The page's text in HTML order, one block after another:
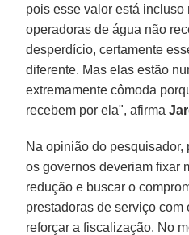
pois esse valor está incluso
operadoras de água não
desperdício, certamente
diferente. Mas elas estão
extremamente cômoda
recebem por ela", afirma
Na opinião do
os governos deveriam fixar
redução e buscar o
prestadoras de serviço
reforçar a fiscalização. No